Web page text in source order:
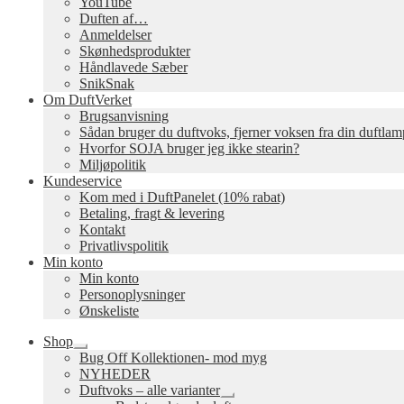
Duften af…
Anmeldelser
Skønhedsprodukter
Håndlavede Sæber
SnikSnak
Om DuftVerket
Brugsanvisning
Sådan bruger du duftvoks, fjerner voksen fra din
Hvorfor SOJA bruger jeg ikke stearin?
Miljøpolitik
Kundeservice
Kom med i DuftPanelet (10% rabat)
Betaling, fragt & levering
Kontakt
Privatlivspolitik
Min konto
Min konto
Personoplysninger
Ønskeliste
Shop
Udfold
undermenu
Bug Off Kollektionen- mod myg
NYHEDER
Duftvoks – alle varianter
Udfold